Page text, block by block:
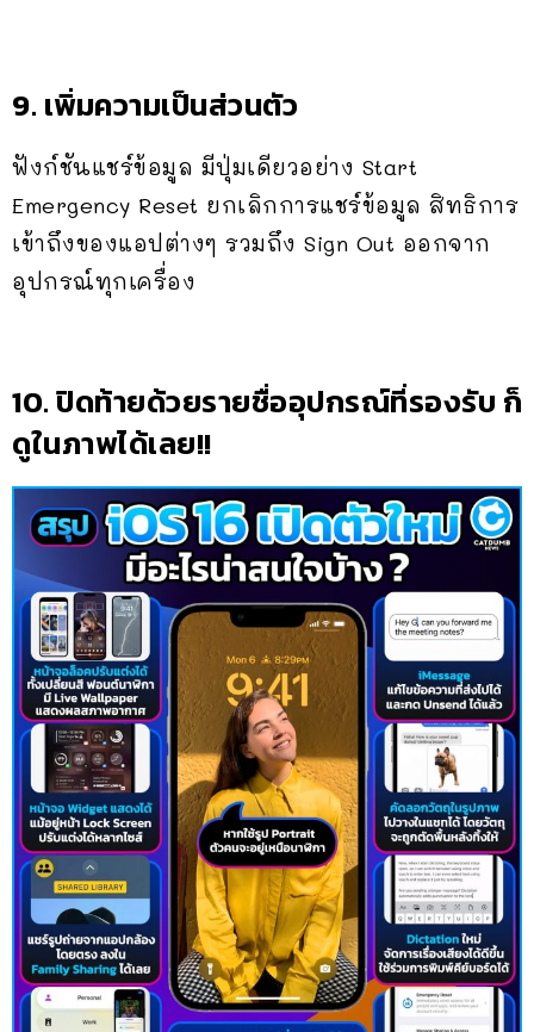
9. เพิ่มความเป็นส่วนตัว
ฟังก์ชันแชร์ข้อมูล มีปุ่มเดียวอย่าง Start
Emergency Reset ยกเลิกการแชร์ข้อมูล สิทธิการ
เข้าถึงของแอปต่างๆ รวมถึง Sign Out ออกจาก
อุปกรณ์ทุกเครื่อง
10. ปิดท้ายด้วยรายชื่ออุปกรณ์ที่รองรับ ก็
ดูในภาพได้เลย!!